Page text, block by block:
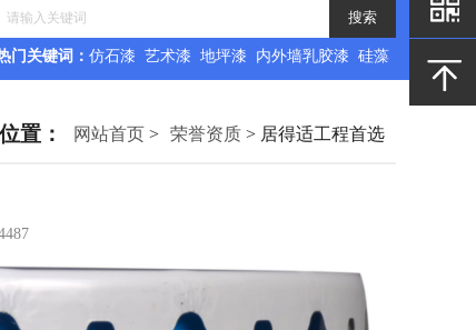
门关键词： 仿石漆 艺术漆 地坪漆 内外墙乳胶漆 硅藻
置： 网站首页 > 荣誉资质 > 居得适工程首选